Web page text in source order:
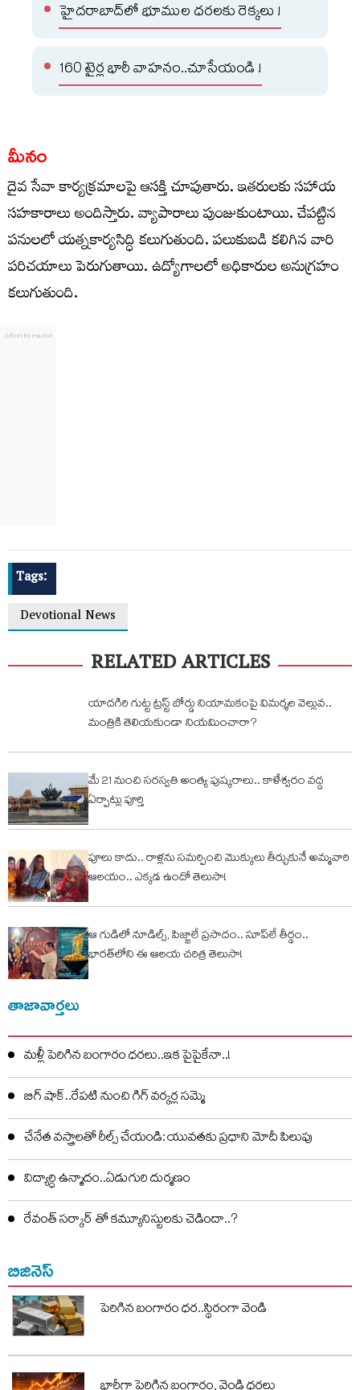
హైదరాబాద్‌లో భూముల ధరలకు రెక్కలు !
160 టైర్ల భారీ వాహనం..చూసేయండి !
మీనం
దైవ సేవా కార్యక్రమాలపై ఆసక్తి చూపుతారు. ఇతరులకు సహాయ
సహకారాలు అందిస్తారు. వ్యాపారాలు పుంజుకుంటాయి. చేపట్టిన
పనులలో యత్నకార్యసిద్ధి కలుగుతుంది. పలుకుబడి కలిగిన వారి
పరిచయాలు పెరుగుతాయి. ఉద్యోగాలలో అధికారుల అనుగ్రహం
కలుగుతుంది.
Tags:
Devotional News
RELATED ARTICLES
యాదగిరి గుట్ట ట్రస్ట్‌ బోర్డు నియామకంపై విమర్శల వెల్లువ..
మంత్రికి తెలియకుండా నియమించారా?
మే 21 నుంచి సరస్వతి అంత్య పుష్కరాలు.. కాళేశ్వరం వద్ద
ఏర్పాట్లు పూర్తి
పూలు కాదు.. రాళ్లను సమర్పించి మొక్కులు తీర్చుకునే అమ్మవారి
ఆలయం.. ఎక్కడ ఉందో తెలుసా!
ఆ గుడిలో నూడిల్స్, పిజ్జాలే ప్రసాదం.. సూప్‌లే తీర్థం..
భారత్‌లోని ఈ ఆలయ చరిత్ర తెలుసా!
తాజావార్తలు
మళ్లీ పెరిగిన బంగారం ధరలు..ఇక పైపైకేనా..!
బిగ్ షాక్..రేపటి నుంచి గిగ్ వర్కర్ల సమ్మె
చేనేత వస్త్రాలతో రీల్స్ చేయండి: యువతకు ప్రధాని మోదీ పిలుపు
విద్యార్ధి ఉన్మాదం..ఏడుగురి దుర్మణం
రేవంత్ సర్కార్ తో కమ్యూనిస్టులకు చెడిందా..?
బిజినెస్
పెరిగిన బంగారం ధర..స్థిరంగా వెండి